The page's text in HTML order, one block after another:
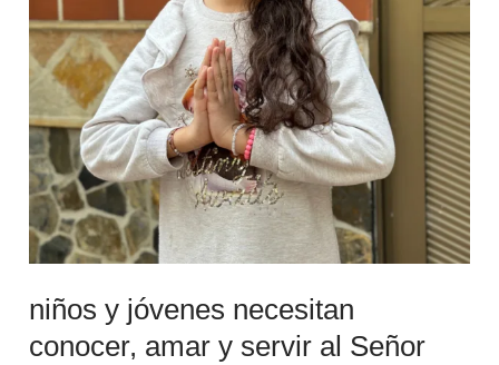
niños y jóvenes necesitan
conocer, amar y servir al Señor
amar
servir
al
Señor
Jesucristo